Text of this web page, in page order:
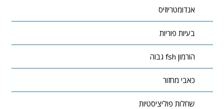
אנדומטריוזיס
בעיות פוריות
הורמון fsh גבוה
כאבי מחזור
שחלות פוליציסטיות